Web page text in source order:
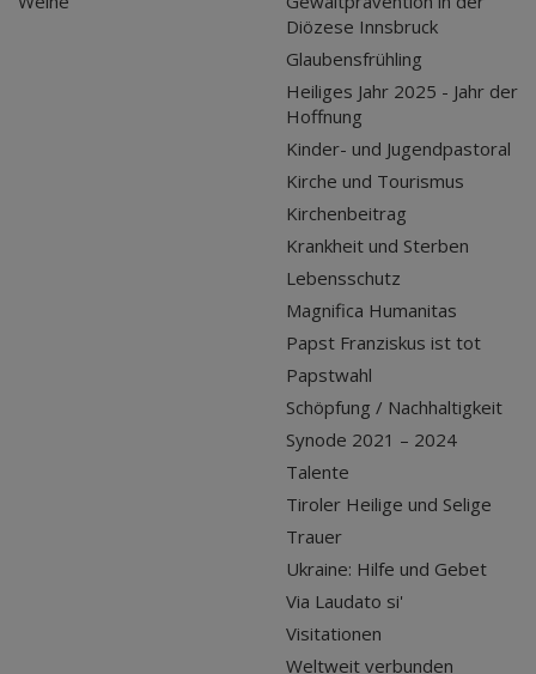
Diözese Innsbruck
Glaubensfrühling
Heiliges Jahr 2025 - Jahr der
Hoffnung
Kinder- und Jugendpastoral
Kirche und Tourismus
Kirchenbeitrag
Krankheit und Sterben
Lebensschutz
Magnifica Humanitas
Papst Franziskus ist tot
Papstwahl
Schöpfung / Nachhaltigkeit
Synode 2021 – 2024
Talente
Tiroler Heilige und Selige
Trauer
Ukraine: Hilfe und Gebet
Via Laudato si'
Visitationen
Weltweit verbunden